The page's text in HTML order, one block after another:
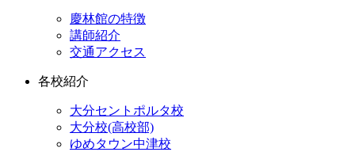
慶林館の特徴
講師紹介
交通アクセス
各校紹介
大分セントポルタ校
大分校(高校部)
ゆめタウン中津校